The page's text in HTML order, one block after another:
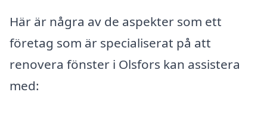
Här är några av de aspekter som ett
företag som är specialiserat på att
renovera fönster i Olsfors kan assistera
med: